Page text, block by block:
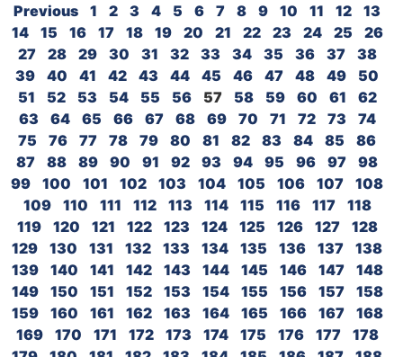
Previous 1 2 3 4 5 6 7 8 9 10 11 12
13
14
15 16 17 18 19 20 21 22 23 24 25
26
27
28 29 30 31 32 33 34 35 36 37
38
39
40 41 42 43 44 45 46 47 48 49
50
51
52 53 54 55 56 57 58 59 60 61
62
63
64 65 66 67 68 69 70 71 72 73
74
75
76 77 78 79 80 81 82 83 84 85
86
87
88 89 90 91 92 93 94 95 96 97
98
99
100 101 102 103 104 105 106 107
108
109
110 111 112 113 114 115 116 117
118
119
120 121 122 123 124 125 126 127
128
129
130 131 132 133 134 135 136 137
138
139
140 141 142 143 144 145 146 147
148
149
150 151 152 153 154 155 156 157
158
159
160 161 162 163 164 165 166 167
168
169
170 171 172 173 174 175 176 177
178